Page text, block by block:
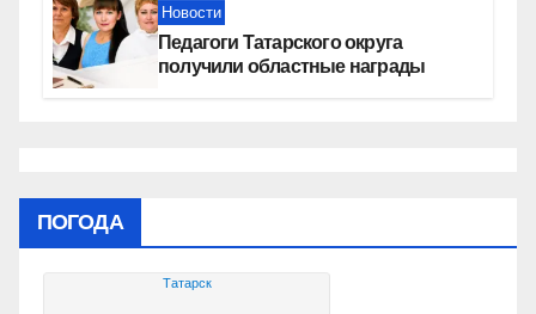
Новости
Педагоги Татарского округа
получили областные награды
ПОГОДА
Татарск